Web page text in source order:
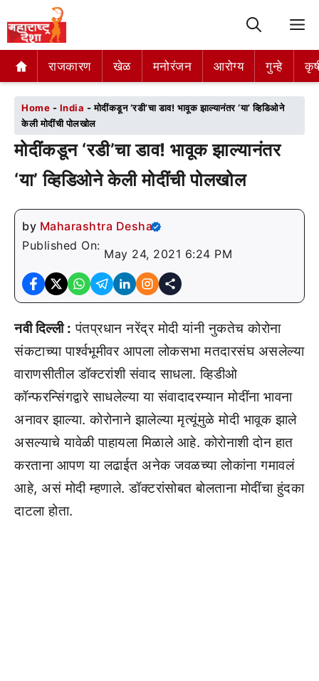
राजकारण खेळ मनोरंजन आरोग्य गुन्हे
राजकारण खेळ मनोरंजन आरोग्य गुन्हे
Home - India -मोदींकडून ‘रडी’चा डाव! भावूक झाल्यानंतर ‘या’ व्हिडिओने
केली मोदींची पोलखोल
मोदींकडून ‘रडी’चा डाव! भावूक झाल्यानंतर
‘या’ व्हिडिओने केली मोदींची पोलखोल
by Maharashtra Desha
Published On:
May 24, 2021 6:24 PM
नवी दिल्ली : पंतप्रधान नरेंद्र मोदी यांनी नुकतेच कोरोना
संकटाच्या पार्श्वभूमीवर आपला लोकसभा मतदारसंघ असलेल्या
वाराणसीतील डॉक्टरांशी संवाद साधला. व्हिडीओ
कॉन्फरन्सिंगद्वारे साधलेल्या या संवादादरम्यान मोदींना भावना
अनावर झाल्या. कोरोनाने झालेल्या मृत्यूंमुळे मोदी भावूक झाले
असल्याचे यावेळी पाहायला मिळाले आहे. कोरोनाशी दोन हात
करताना आपण या लढाईत अनेक जवळच्या लोकांना गमावलं
आहे, असं मोदी म्हणाले. डॉक्टरांसोबत बोलताना मोदींचा हुंदका
दाटला होता.